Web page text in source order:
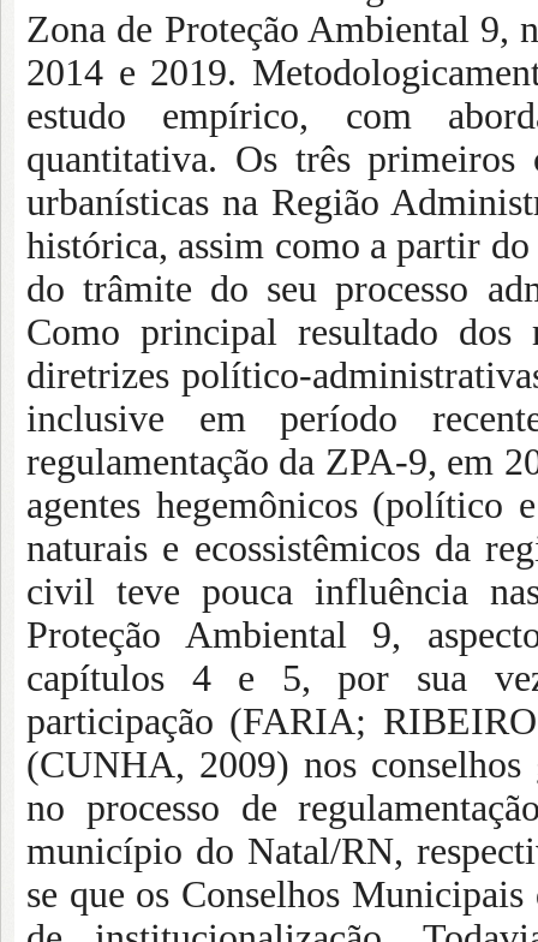
Zona de Proteção Ambiental 9,
2014 e 2019.
estudo empírico, com
quantitativa. Os três primeiros
urbanísticas na Região
histórica, assim como a partir
do trâmite do seu processo
Como principal resultado dos
diretrizes político-
inclusive em período
regulamentação da ZPA-9, em
agentes hegemônicos (político
naturais e ecossistêmicos da
civil teve pouca influência
Proteção Ambiental 9,
capítulos 4 e 5, por sua
participação (FARIA;
(CUNHA, 2009) nos conselhos
no processo de
município do Natal/RN,
se que os Conselhos